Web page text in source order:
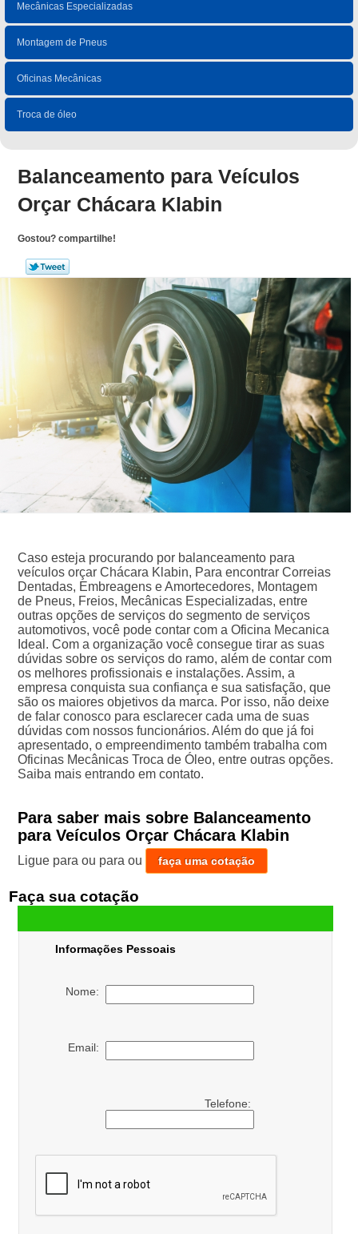
Mecânicas Especializadas
Montagem de Pneus
Oficinas Mecânicas
Troca de óleo
Balanceamento para Veículos
Orçar Chácara Klabin
Gostou? compartilhe!
Caso esteja procurando por balanceamento para
veículos orçar Chácara Klabin, Para encontrar Correias
Dentadas, Embreagens e Amortecedores, Montagem
de Pneus, Freios, Mecânicas Especializadas, entre
outras opções de serviços do segmento de serviços
automotivos, você pode contar com a Oficina Mecanica
Ideal. Com a organização você consegue tirar as suas
dúvidas sobre os serviços do ramo, além de contar com
os melhores profissionais e instalações. Assim, a
empresa conquista sua confiança e sua satisfação, que
são os maiores objetivos da marca. Por isso, não deixe
de falar conosco para esclarecer cada uma de suas
dúvidas com nossos funcionários. Além do que já foi
apresentado, o empreendimento também trabalha com
Oficinas Mecânicas Troca de Óleo, entre outras opções.
Saiba mais entrando em contato.
Para saber mais sobre Balanceamento
para Veículos Orçar Chácara Klabin
Ligue para ou para ou faça uma cotação
Faça sua cotação
Informações Pessoais
Nome:
Email:
Telefone: